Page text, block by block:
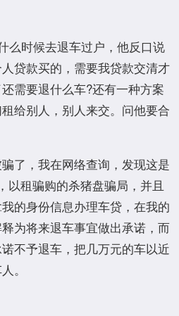
么时候去退车过户，他反口说
贷款买的，需要我贷款交清才
需要退什么车?还有一种方案
给别人，别人来交。问他要合
了，我在网络查询，发现这是
以租骗购的杀猪盘骗局，并且
的身份信息办理车贷，在我的
为将来退车事宜做出承诺，而
不予退车，把几万元的车以近
。